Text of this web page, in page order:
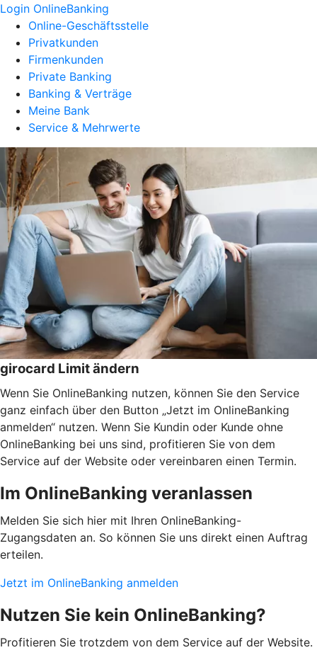
Login OnlineBanking
Online-Geschäftsstelle
Privatkunden
Firmenkunden
Private Banking
Banking & Verträge
Meine Bank
Service & Mehrwerte
girocard Limit ändern
Wenn Sie OnlineBanking nutzen, können Sie den Service
ganz einfach über den Button „Jetzt im OnlineBanking
anmelden“ nutzen. Wenn Sie Kundin oder Kunde ohne
OnlineBanking bei uns sind, profitieren Sie von dem
Service auf der Website oder vereinbaren einen Termin.
Im OnlineBanking veranlassen
Melden Sie sich hier mit Ihren OnlineBanking-
Zugangsdaten an. So können Sie uns direkt einen Auftrag
erteilen.
Jetzt im OnlineBanking anmelden
Nutzen Sie kein OnlineBanking?
Profitieren Sie trotzdem von dem Service auf der Website.